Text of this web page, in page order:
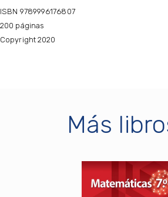
ISBN 9789996176807
200 páginas
Copyright 2020
Más